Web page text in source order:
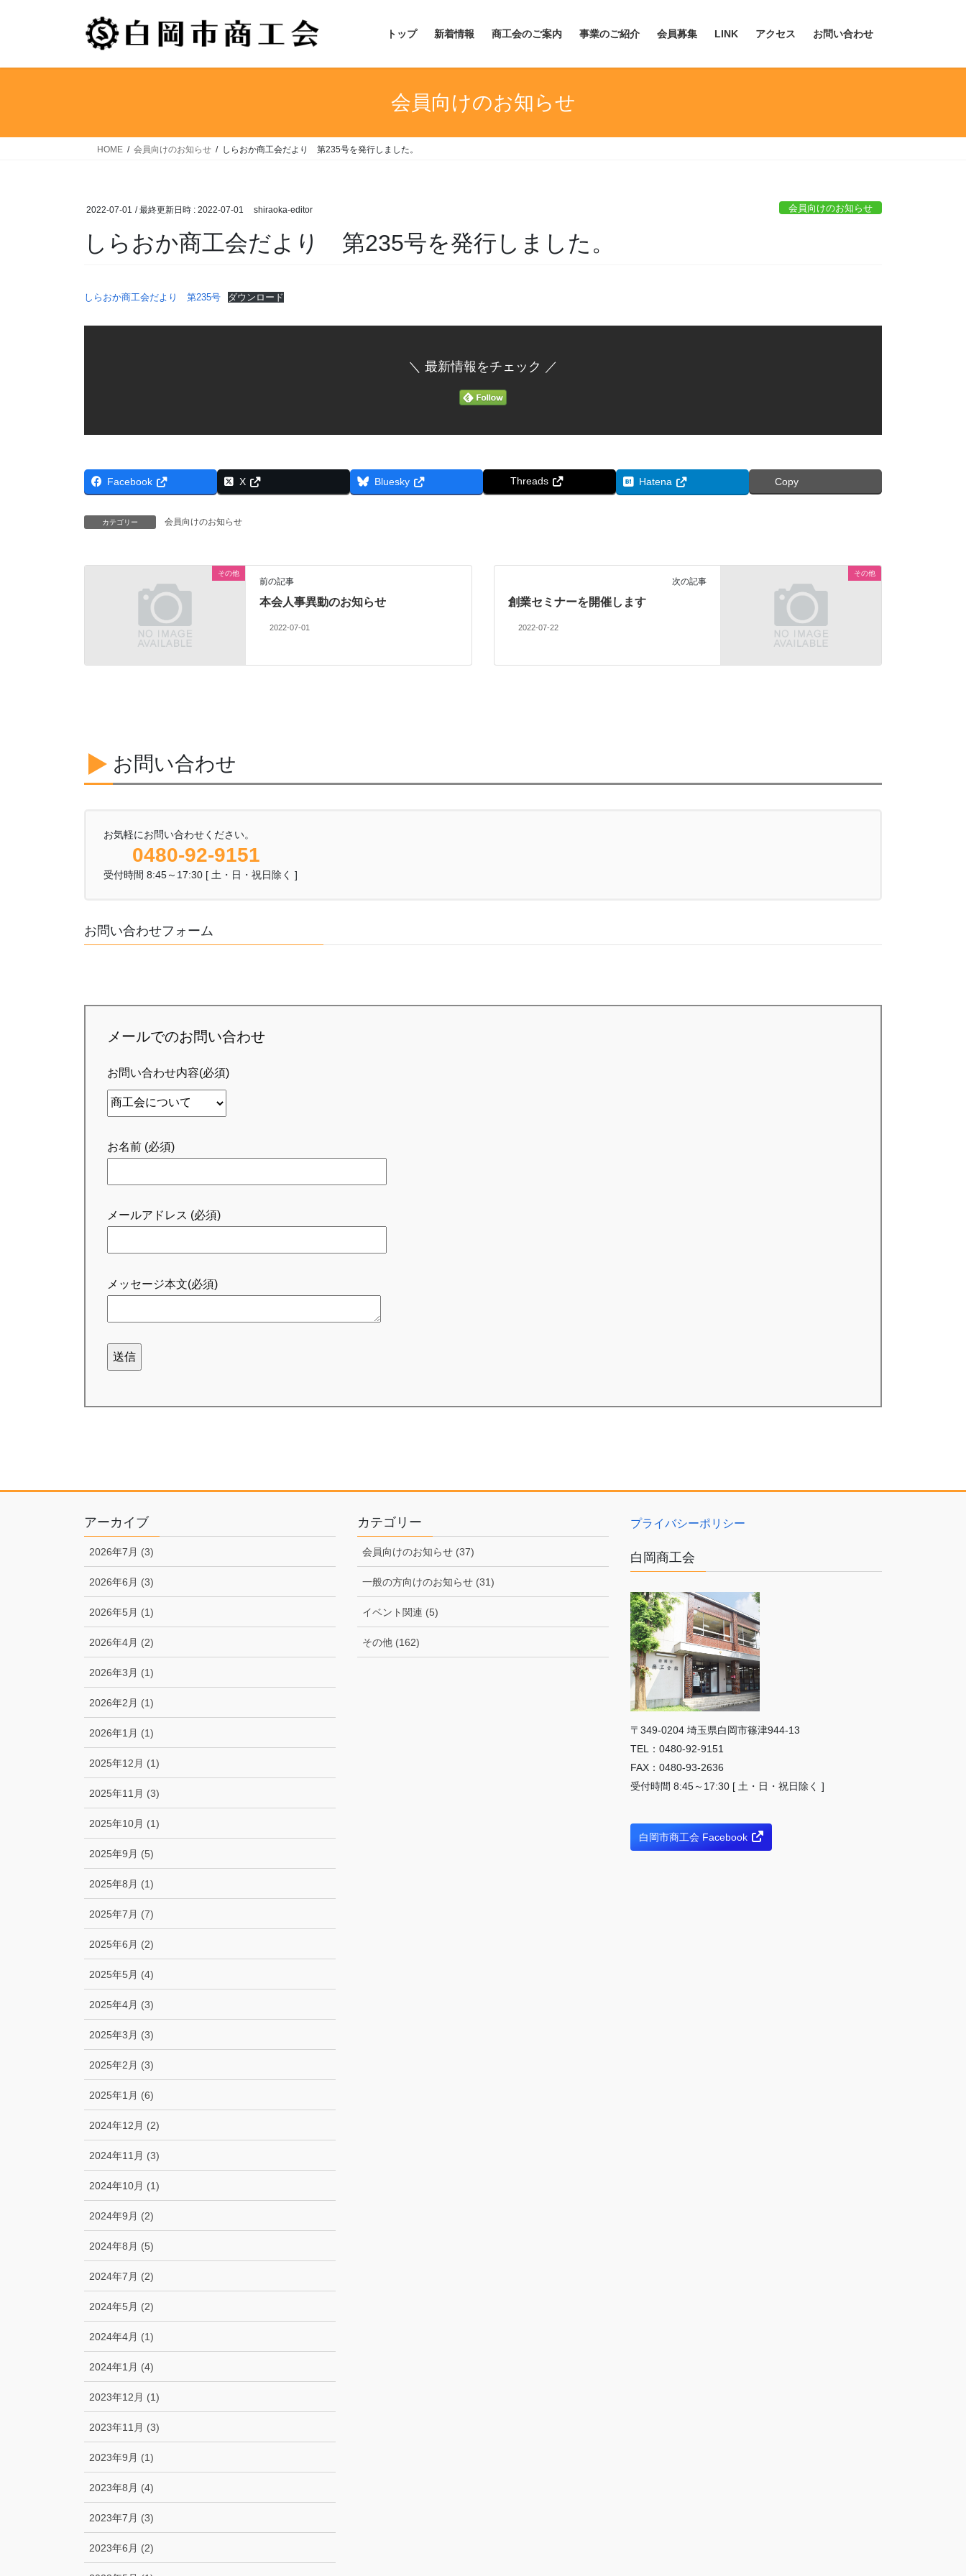
トップ 新着情報 商工会のご案内 事業のご紹介 会員募集 LINK アクセス お問い合わせ
会員向けのお知らせ
HOME 会員向けのお知らせ しらおか商工会だより 第235号を発行しました。
2022-07-01 / 最終更新日時 : 2022-07-01 shiraoka-editor 会員向けのお知らせ
しらおか商工会だより 第235号を発行しました。
しらおか商工会だより 第235号 ダウンロード
＼ 最新情報をチェック ／
Facebook X Bluesky Threads Hatena Copy
カテゴリー 会員向けのお知らせ
その他
前の記事
本会人事異動のお知らせ
2022-07-01
その他
次の記事
創業セミナーを開催します
2022-07-22
お問い合わせ
お気軽にお問い合わせください。
0480-92-9151
受付時間 8:45～17:30 [ 土・日・祝日除く ]
お問い合わせフォーム
メールでのお問い合わせ
お問い合わせ内容(必須)
お名前 (必須)
メールアドレス (必須)
メッセージ本文(必須)
アーカイブ
2026年7月 (3)
2026年6月 (3)
2026年5月 (1)
2026年4月 (2)
2026年3月 (1)
2026年2月 (1)
2026年1月 (1)
2025年12月 (1)
2025年11月 (3)
2025年10月 (1)
2025年9月 (5)
2025年8月 (1)
2025年7月 (7)
2025年6月 (2)
2025年5月 (4)
2025年4月 (3)
2025年3月 (3)
2025年2月 (3)
2025年1月 (6)
2024年12月 (2)
2024年11月 (3)
2024年10月 (1)
2024年9月 (2)
2024年8月 (5)
2024年7月 (2)
2024年5月 (2)
2024年4月 (1)
2024年1月 (4)
2023年12月 (1)
2023年11月 (3)
2023年9月 (1)
2023年8月 (4)
2023年7月 (3)
2023年6月 (2)
カテゴリー
会員向けのお知らせ (37)
一般の方向けのお知らせ (31)
イベント関連 (5)
その他 (162)
プライバシーポリシー
白岡商工会
〒349-0204 埼⽟県⽩岡市篠津944-13
TEL：0480-92-9151
FAX：0480-93-2636
受付時間 8:45～17:30 [ 土・日・祝日除く ]
白岡市商工会 Facebook